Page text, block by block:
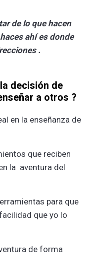
de lo que hacen
ahí es donde
.
decisión de
a otros ?
en la enseñanza de
que reciben
la aventura del
para que
que yo lo
de forma